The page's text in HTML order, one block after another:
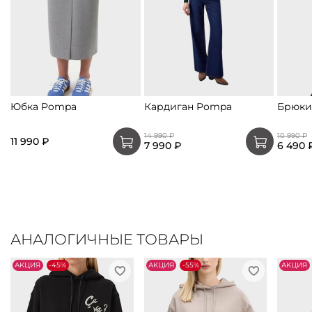
Юбка Pompa
11 990 ₽
Кардиган Pompa
14 990 ₽
7 990 ₽
10 990 ₽
6 490
АНАЛОГИЧНЫЕ ТОВАРЫ
АKЦИЯ -45% АKЦИЯ -55% АKЦИЯ